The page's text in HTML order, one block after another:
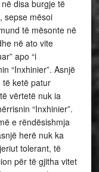
disa burgje të
sepse mësoi
të mësonte në
në ato vite
apo “i
“Inxhinier”. Asnjë
të ketë patur
vërtetë nuk ia
“Inxhinier”.
e rëndësishmja
herë nuk ka
tolerant, të
për të gjitha vitet